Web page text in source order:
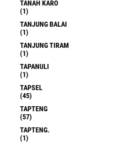
TANAH KARO
(1)
TANJUNG BALAI
(1)
TANJUNG TIRAM
(1)
TAPANULI
(1)
TAPSEL
(45)
TAPTENG
(57)
TAPTENG.
(1)